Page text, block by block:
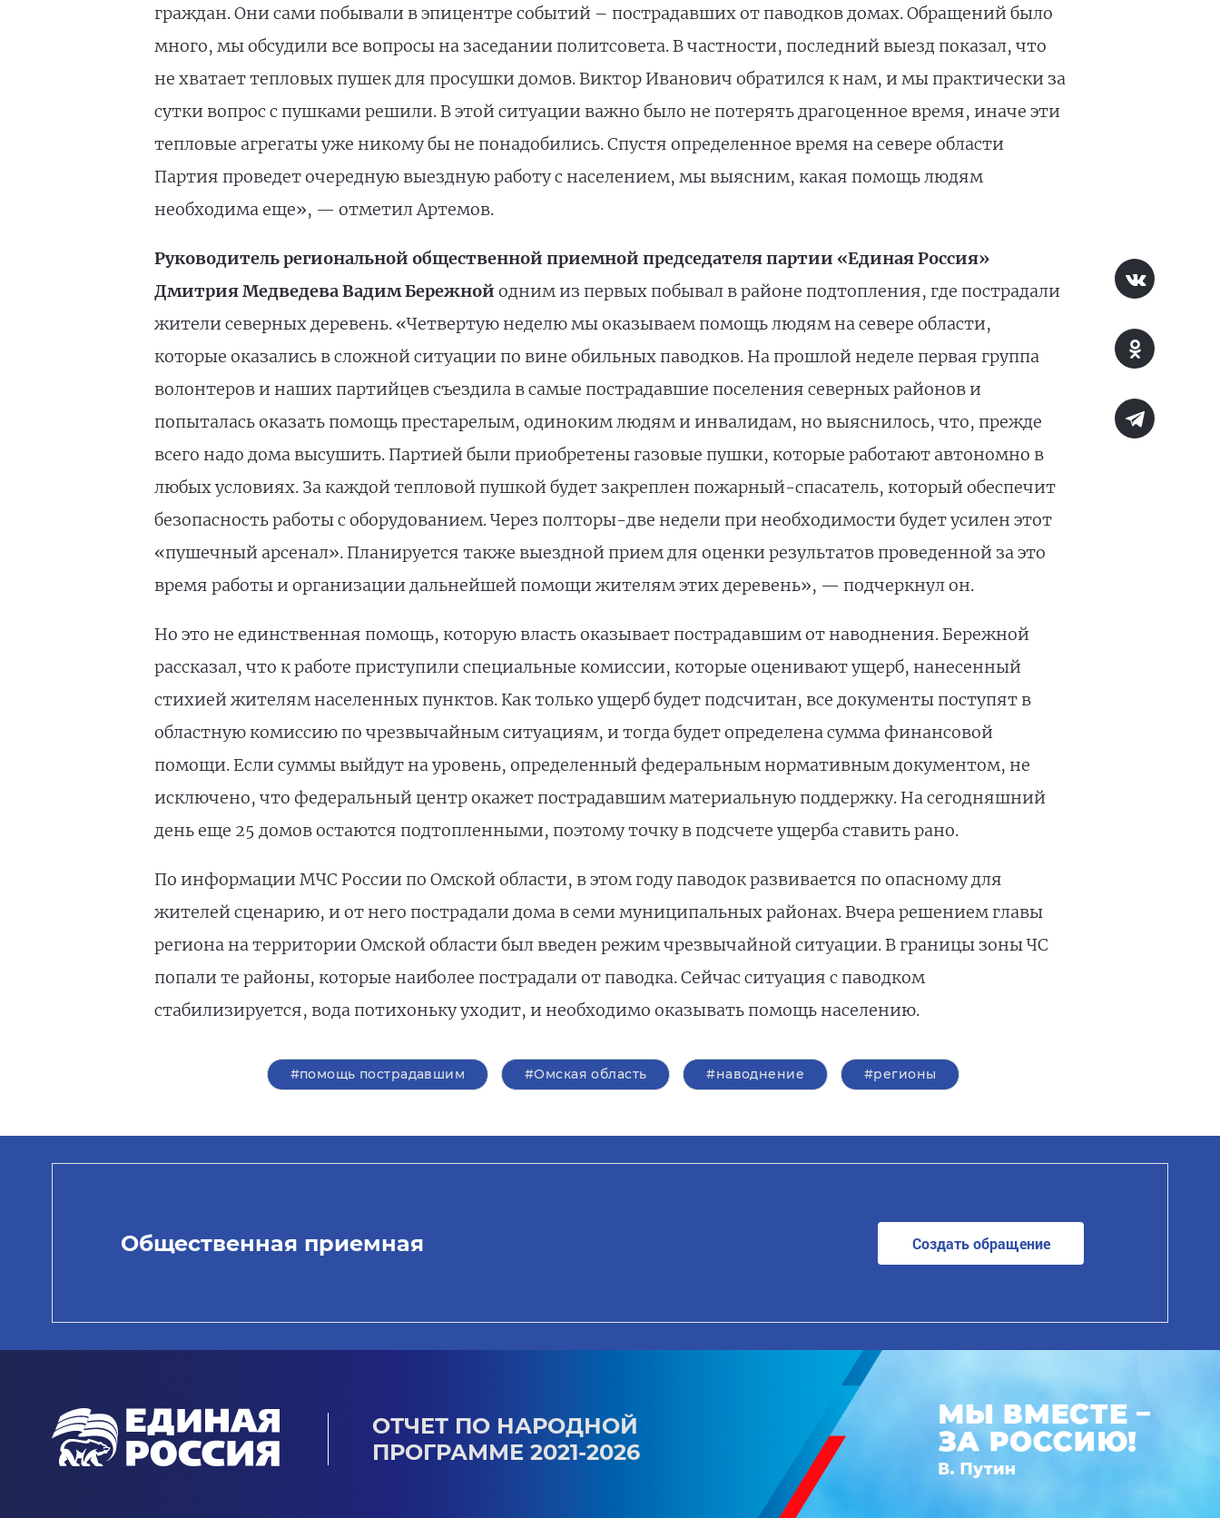
граждан. Они сами побывали в эпицентре событий – пострадавших от паводков домах. Обращений было
много, мы обсудили все вопросы на заседании политсовета. В частности, последний выезд показал, что
не хватает тепловых пушек для просушки домов. Виктор Иванович обратился к нам, и мы практически за
сутки вопрос с пушками решили. В этой ситуации важно было не потерять драгоценное время, иначе эти
тепловые агрегаты уже никому бы не понадобились. Спустя определенное время на севере области
Партия проведет очередную выездную работу с населением, мы выясним, какая помощь людям
необходима еще», — отметил Артемов.
Руководитель региональной общественной приемной председателя партии «Единая Россия»
Дмитрия Медведева Вадим Бережной одним из первых побывал в районе подтопления, где пострадали
жители северных деревень. «Четвертую неделю мы оказываем помощь людям на севере области,
которые оказались в сложной ситуации по вине обильных паводков. На прошлой неделе первая группа
волонтеров и наших партийцев съездила в самые пострадавшие поселения северных районов и
попыталась оказать помощь престарелым, одиноким людям и инвалидам, но выяснилось, что, прежде
всего надо дома высушить. Партией были приобретены газовые пушки, которые работают автономно в
любых условиях. За каждой тепловой пушкой будет закреплен пожарный-спасатель, который обеспечит
безопасность работы с оборудованием. Через полторы-две недели при необходимости будет усилен этот
«пушечный арсенал». Планируется также выездной прием для оценки результатов проведенной за это
время работы и организации дальнейшей помощи жителям этих деревень», — подчеркнул он.
Но это не единственная помощь, которую власть оказывает пострадавшим от наводнения. Бережной
рассказал, что к работе приступили специальные комиссии, которые оценивают ущерб, нанесенный
стихией жителям населенных пунктов. Как только ущерб будет подсчитан, все документы поступят в
областную комиссию по чрезвычайным ситуациям, и тогда будет определена сумма финансовой
помощи. Если суммы выйдут на уровень, определенный федеральным нормативным документом, не
исключено, что федеральный центр окажет пострадавшим материальную поддержку. На сегодняшний
день еще 25 домов остаются подтопленными, поэтому точку в подсчете ущерба ставить рано.
По информации МЧС России по Омской области, в этом году паводок развивается по опасному для
жителей сценарию, и от него пострадали дома в семи муниципальных районах. Вчера решением главы
региона на территории Омской области был введен режим чрезвычайной ситуации. В границы зоны ЧС
попали те районы, которые наиболее пострадали от паводка. Сейчас ситуация с паводком
стабилизируется, вода потихоньку уходит, и необходимо оказывать помощь населению.
#помощь пострадавшим #Омская область #наводнение #регионы
Общественная приемная Создать обращение
ОТЧЕТ ПО НАРОДНОЙ
ПРОГРАММЕ 2021-2026